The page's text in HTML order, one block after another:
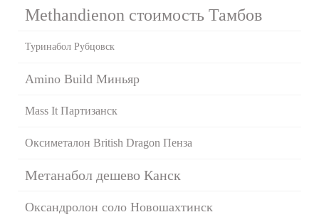
Methandienon стоимость Тамбов
Туринабол Рубцовск
Amino Build Миньяр
Mass It Партизанск
Оксиметалон British Dragon Пенза
Метанабол дешево Канск
Оксандролон соло Новошахтинск